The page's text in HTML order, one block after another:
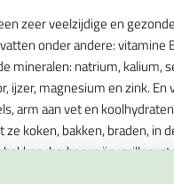
zeer veelzijdige en
onder andere: vitamine
mineralen: natrium, kalium,
ijzer, magnesium en zink. En
arm aan vet en
ze koken, bakken, braden, in
barbecueën, grillen,
met bijvoorbeeld gehakt of